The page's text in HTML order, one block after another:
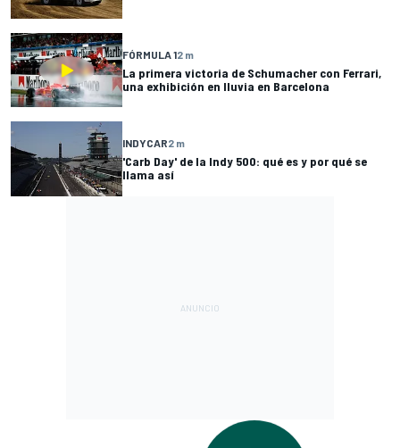
FÓRMULA 12 m
La primera victoria de Schumacher con Ferrari,
una exhibición en lluvia en Barcelona
INDYCAR2 m
'Carb Day' de la Indy 500: qué es y por qué se
llama así